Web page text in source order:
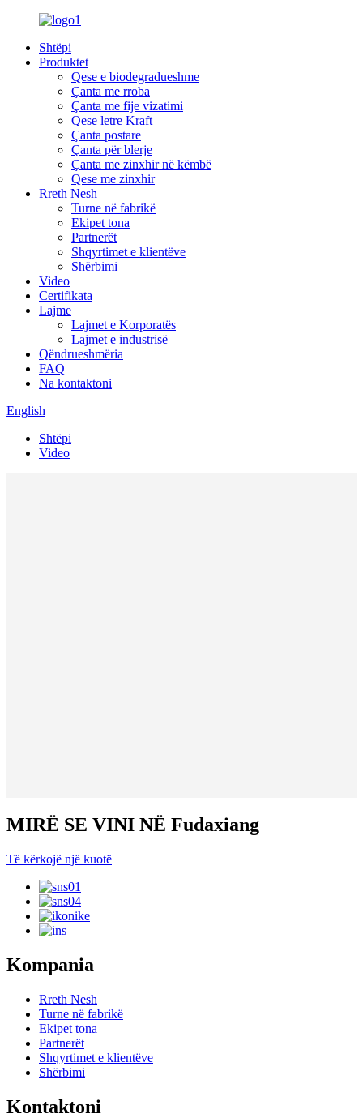
Shtëpi
Produktet
Qese e biodegradueshme
Çanta me rroba
Çanta me fije vizatimi
Qese letre Kraft
Çanta postare
Çanta për blerje
Çanta me zinxhir në këmbë
Qese me zinxhir
Rreth Nesh
Turne në fabrikë
Ekipet tona
Partnerët
Shqyrtimet e klientëve
Shërbimi
Video
Certifikata
Lajme
Lajmet e Korporatës
Lajmet e industrisë
Qëndrueshmëria
FAQ
Na kontaktoni
English
Shtëpi
Video
MIRË SE VINI NË Fudaxiang
Të kërkojë një kuotë
Kompania
Rreth Nesh
Turne në fabrikë
Ekipet tona
Partnerët
Shqyrtimet e klientëve
Shërbimi
Kontaktoni